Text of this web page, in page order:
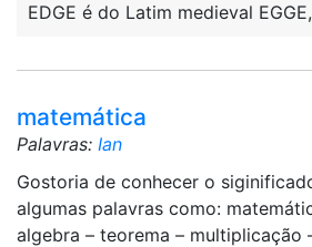
EDGE é do Latim medieval
matemática
Palavras: Ian
Gostoria de conhecer o
algumas palavras como:
algebra – teorema – multiplicação